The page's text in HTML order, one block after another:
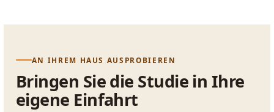
AN IHREM HAUS AUSPROBIEREN
Bringen Sie die Studie in Ihre
eigene Einfahrt